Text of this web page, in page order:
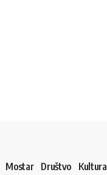
Mostar Društvo Kultura